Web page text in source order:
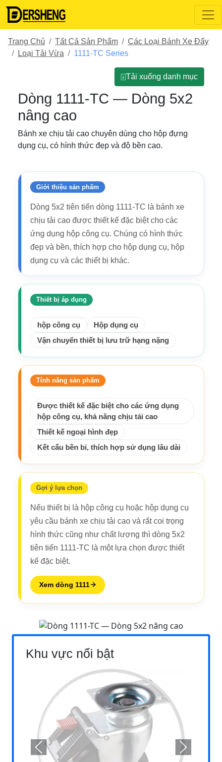
Trang Chủ Tất Cả Sản Phẩm
Các Loại Bánh Xe Đẩy
Loại Tải Vừa
1111-TC Series
⍗Tải xuống danh mục
Dòng 1111-TC — Dòng 5x2
nâng cao
Bánh xe chịu tải cao chuyên dùng cho hộp đựng
dụng cụ, có hình thức đẹp và độ bền cao.
Giới thiệu sản phẩm
Dòng 5x2 tiên tiến dòng 1111-TC là bánh xe
chịu tải cao được thiết kế đặc biệt cho các
ứng dụng hộp công cụ. Chúng có hình thức
đẹp và bền, thích hợp cho hộp dụng cụ, hộp
dụng cụ và các thiết bị khác.
Thiết bị áp dụng
hộp công cụ
Hộp dụng cụ
Vận chuyển thiết bị lưu trữ hạng nặng
Tính năng sản phẩm
Được thiết kế đặc biệt cho các ứng dụng
hộp công cụ, khả năng chịu tải cao
Thiết kế ngoại hình đẹp
Kết cấu bền bỉ, thích hợp sử dụng lâu dài
Gợi ý lựa chọn
Nếu thiết bị là hộp công cụ hoặc hộp dụng cụ
yêu cầu bánh xe chịu tải cao và rất coi trọng
hình thức cũng như chất lượng thì dòng 5x2
tiên tiến 1111-TC là một lựa chọn được thiết
kế đặc biệt.
Xem dòng 1111
Khu vực nổi bật
Previous Next